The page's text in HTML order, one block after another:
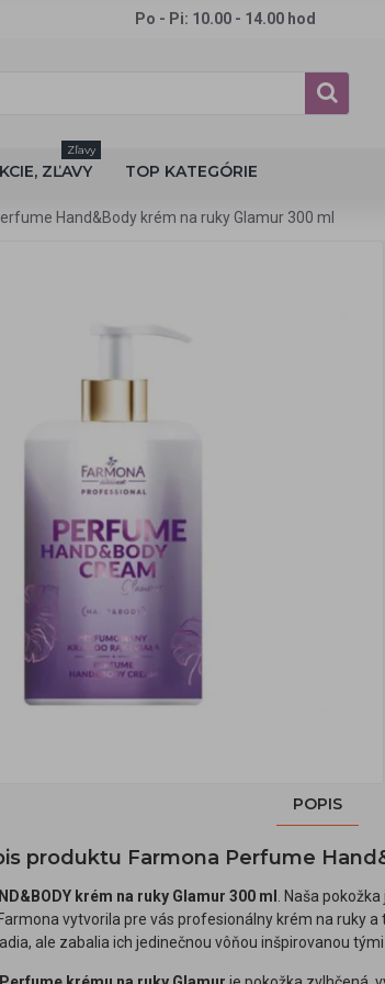
Po - Pi: 10.00 - 14.00 hod
ZĽAVY
Zľavy
TOP KATEGÓRIE
Hand&Body krém na ruky Glamur 300 ml
POPIS
produktu Farmona Perfume
krém na ruky Glamur 300 ml
. Naša
vytvorila pre vás profesionálny krém na ruky a
ale zabalia ich jedinečnou vôňou inšpirovanou